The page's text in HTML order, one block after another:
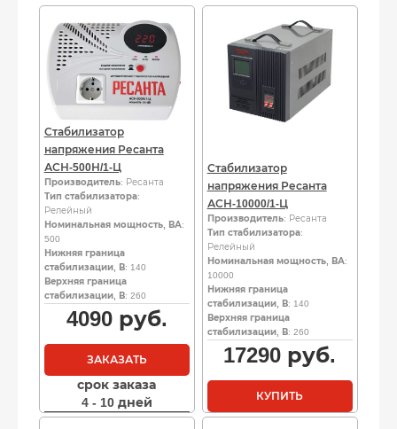
Стабилизатор
напряжения Ресанта
АСН-500Н/1-Ц
Производитель: Ресанта
Тип стабилизатора:
Релейный
Номинальная мощность, ВА:
500
Нижняя граница
стабилизации, В: 140
Верхняя граница
стабилизации, В: 260
4090руб.
ЗАКАЗАТЬ
срок заказа
4 - 10 дней
Стабилизатор
напряжения Ресанта
АСН-10000/1-Ц
Производитель: Ресанта
Тип стабилизатора:
Релейный
Номинальная мощность, ВА:
10000
Нижняя граница
стабилизации, В: 140
Верхняя граница
стабилизации, В: 260
17290 руб.
КУПИТЬ